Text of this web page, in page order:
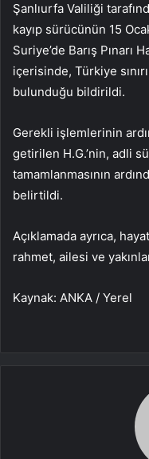
Şanlıurfa Valiliği
kayıp sürücünün 15
Suriye’de Barış Pınarı
içerisinde, Türkiye
bulunduğu bildirildi.
Gerekli işlemlerinin
getirilen H.G.’nin, adli
tamamlanmasının
belirtildi.
Açıklamada ayrıca,
rahmet, ailesi ve
Kaynak: ANKA / Yerel